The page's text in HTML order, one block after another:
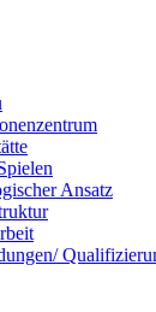
Ansatz